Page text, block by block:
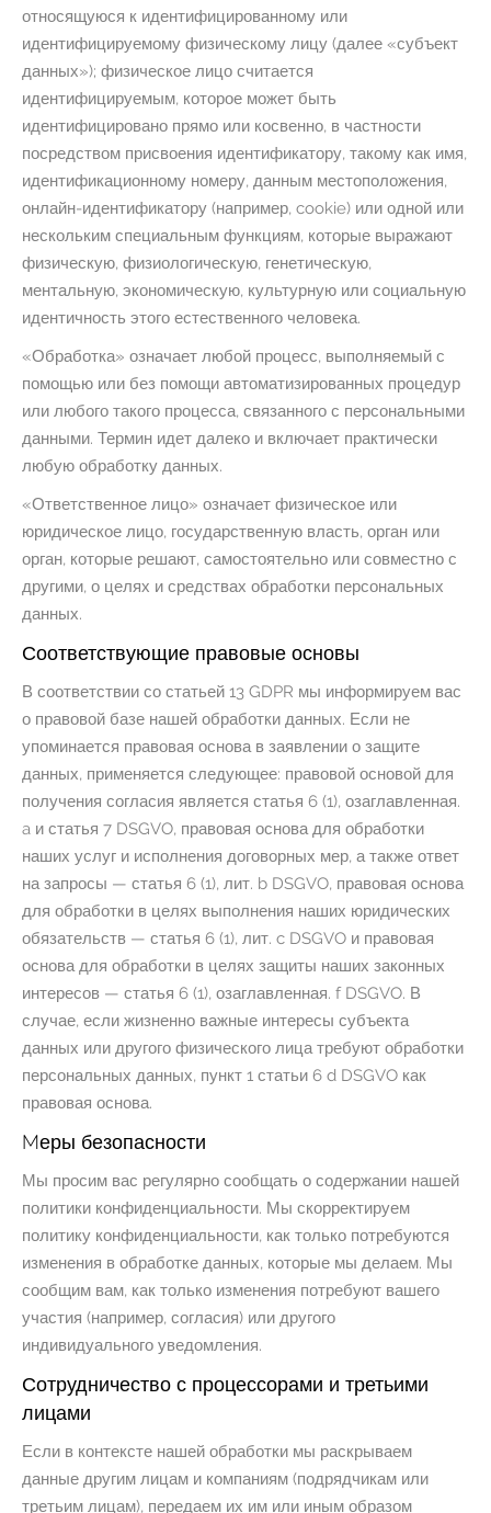
относящуюся к идентифицированному или
идентифицируемому физическому лицу (далее «субъект
данных»); физическое лицо считается
идентифицируемым, которое может быть
идентифицировано прямо или косвенно, в частности
посредством присвоения идентификатору, такому как имя,
идентификационному номеру, данным местоположения,
онлайн-идентификатору (например, cookie) или одной или
нескольким специальным функциям, которые выражают
физическую, физиологическую, генетическую,
ментальную, экономическую, культурную или социальную
идентичность этого естественного человека.
«Обработка» означает любой процесс, выполняемый с
помощью или без помощи автоматизированных процедур
или любого такого процесса, связанного с персональными
данными. Термин идет далеко и включает практически
любую обработку данных.
«Ответственное лицо» означает физическое или
юридическое лицо, государственную власть, орган или
орган, которые решают, самостоятельно или совместно с
другими, о целях и средствах обработки персональных
данных.
Соответствующие правовые основы
В соответствии со статьей 13 GDPR мы информируем вас
о правовой базе нашей обработки данных. Если не
упоминается правовая основа в заявлении о защите
данных, применяется следующее: правовой основой для
получения согласия является статья 6 (1), озаглавленная.
a и статья 7 DSGVO, правовая основа для обработки
наших услуг и исполнения договорных мер, а также ответ
на запросы — статья 6 (1), лит. b DSGVO, правовая основа
для обработки в целях выполнения наших юридических
обязательств — статья 6 (1), лит. c DSGVO и правовая
основа для обработки в целях защиты наших законных
интересов — статья 6 (1), озаглавленная. f DSGVO. В
случае, если жизненно важные интересы субъекта
данных или другого физического лица требуют обработки
персональных данных, пункт 1 статьи 6 d DSGVO как
правовая основа.
Mеры безопасности
Мы просим вас регулярно сообщать о содержании нашей
политики конфиденциальности. Мы скорректируем
политику конфиденциальности, как только потребуются
изменения в обработке данных, которые мы делаем. Мы
сообщим вам, как только изменения потребуют вашего
участия (например, согласия) или другого
индивидуального уведомления.
Сотрудничество с процессорами и третьими
лицами
Если в контексте нашей обработки мы раскрываем
данные другим лицам и компаниям (подрядчикам или
третьим лицам), передаем их им или иным образом